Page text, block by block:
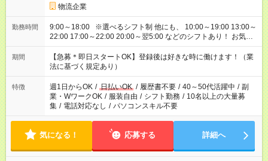
物流企業
勤務時間
9:00～18:00 ※選べるシフト制 他にも、 10:00～19:00 13:00～
22:00 17:00～22:00 20:00～翌5:00 などのシフトあり！ お気軽
にご相談ください！
期間
【急募＊即日スタートOK】登録後は好きな時に働けます！（業
法に基づく規定あり）
特徴 週1日からOK / 日払いOK / 履歴書不要 / 40～50代活躍中 / 副
業・WワークOK / 服装自由 / シフト勤務 / 10名以上の大量募
集 / 電話対応なし / パソコンスキル不要
気になる！ 応募する 詳細へ